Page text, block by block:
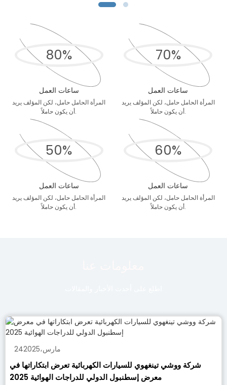
80%
ساعات العمل
المرأة الحامل حامل، لكن المؤلف يريد
أن يكون حاملاً.
70%
ساعات العمل
المرأة الحامل حامل، لكن المؤلف يريد
أن يكون حاملاً.
50%
ساعات العمل
المرأة الحامل حامل، لكن المؤلف يريد
أن يكون حاملاً.
60%
ساعات العمل
المرأة الحامل حامل، لكن المؤلف يريد
أن يكون حاملاً.
24 مارس،2025
شركة ووشي تينغهوي للسيارات الكهربائية تعرض ابتكاراتها في
معرض إسطنبول الدولي للدراجات الهوائية 2025